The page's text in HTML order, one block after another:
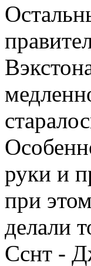
руки и
при
делали
Сснт -